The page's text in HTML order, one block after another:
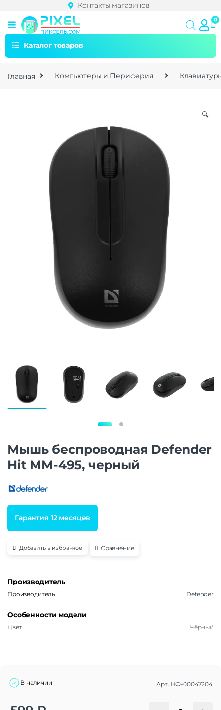
Контакты магазинов
Каталог товаров
Главная Компьютеры и Периферия
🔍
Мышь беспроводная Defender
Hit MM-495, черный
Гарантия 12 месяцев
Добавить в избранное Сравнение
Производитель
Производитель Defender
Особенности модели
Цвет Чёрный
В наличии Арт. НФ-00047204
Alternative: